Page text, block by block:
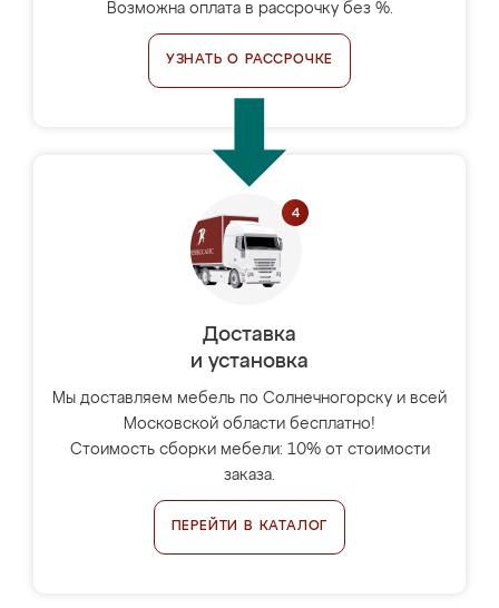
Возможна оплата в рассрочку без %.
УЗНАТЬ О РАССРОЧКЕ
Доставка
и установка
Мы доставляем мебель по Солнечногорску и всей
Московской области бесплатно!
Стоимость сборки мебели: 10% от стоимости
заказа.
ПЕРЕЙТИ В КАТАЛОГ